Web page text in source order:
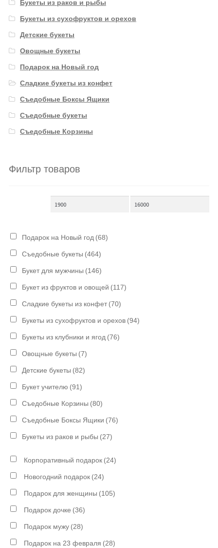
Букеты из раков и рыбы
Букеты из сухофруктов и орехов
Детские букеты
Овощные букеты
Подарок на Новый год
Сладкие букеты из конфет
Съедобные Боксы Ящики
Съедобные букеты
Съедобные Корзины
Фильтр товаров
Подарок на Новый год (68)
Съедобные букеты (464)
Букет для мужчины (146)
Букет из фруктов и овощей (117)
Сладкие букеты из конфет (70)
Букеты из сухофруктов и орехов (94)
Букеты из клубники и ягод (76)
Овощные букеты (7)
Детские букеты (82)
Букет учителю (91)
Съедобные Корзины (80)
Съедобные Боксы Ящики (76)
Букеты из раков и рыбы (27)
Корпоративный подарок (24)
Новогодний подарок (24)
Подарок для женщины (105)
Подарок дочке (36)
Подарок мужу (28)
Подарок на 23 февраля (28)